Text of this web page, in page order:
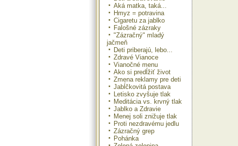
Aká matka, taká...
Hmyz = potravina
Cigaretu za jablko
Falošné zázraky
"Zázračný" mladý
jačmeň
Deti priberajú, lebo...
Zdravé Vianoce
Vianočné menu
Ako si predĺžiť život
Zmena reklamy pre deti
Jabĺčkovitá postava
Letisko zvyšuje tlak
Meditácia vs. krvný tlak
Jablko a Zdravie
Menej soli znižuje tlak
Proti nezdravému jedlu
Zázračný grep
Pohánka